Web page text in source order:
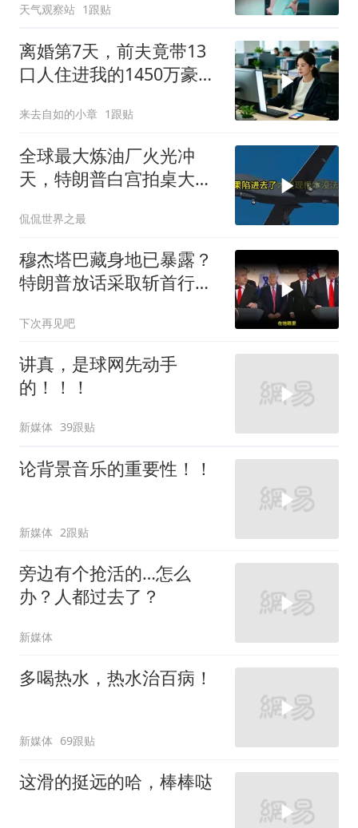
天气观察站 1跟贴
离婚第7天，前夫竟带13
口人住进我的1450万豪
来去自如的小章 1跟贴
全球最大炼油厂火光冲
天，特朗普白宫拍桌大
拖进泥潭
侃侃世界之最
穆杰塔巴藏身地已暴露？
特朗普放话采取斩首行
下次再见吧
讲真，是球网先动手
的！！！
新媒体 39跟贴
论背景音乐的重要性！！
新媒体 2跟贴
旁边有个抢活的…怎么
办？人都过去了？
新媒体
多喝热水，热水治百病！
新媒体 69跟贴
这滑的挺远的哈，棒棒哒